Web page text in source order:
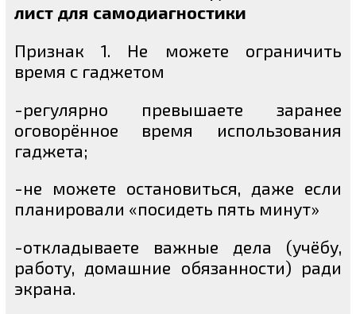
лист для самодиагностики
Признак 1. Не можете ограничить
время с гаджетом
-регулярно превышаете заранее
оговорённое время использования
гаджета;
-не можете остановиться, даже если
планировали «посидеть пять минут»
-откладываете важные дела (учёбу,
работу, домашние обязанности) ради
экрана.